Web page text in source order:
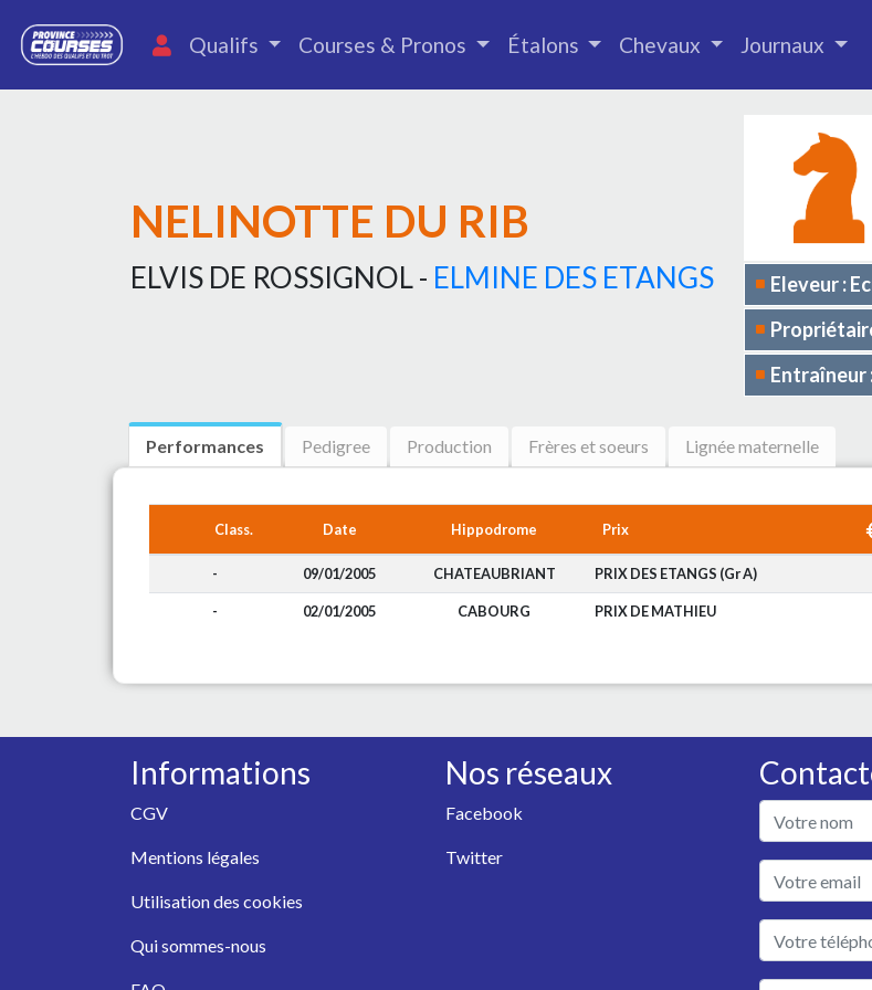
Qualifs Courses & Pronos Étalons Chevaux Journaux
NELINOTTE DU RIB
ELVIS DE ROSSIGNOL - ELMINE DES ETANGS
Eleveur :
Entraîneur
Performances Pedigree Production Frères et soeurs Lignée maternelle
Class. Date Hippodrome Prix
- 09/01/2005 CHATEAUBRIANT PRIX DES ETANGS (Gr A)
- 02/01/2005 CABOURG PRIX DE MATHIEU
Informations
CGV
Mentions légales
Utilisation des cookies
Qui sommes-nous
Nos réseaux
Facebook
Twitter